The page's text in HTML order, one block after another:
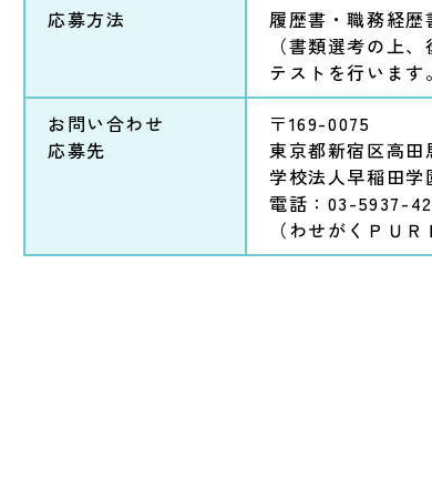
応募方法
履歴書・職務経歴
（書類選考の上
テストを行います
お問い合わせ
応募先
〒169-0075
東京都新宿区高
学校法人早稲田
電話： 03-5937-
（わせがくＰＵ